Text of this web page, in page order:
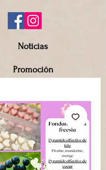
Noticias
Promoción